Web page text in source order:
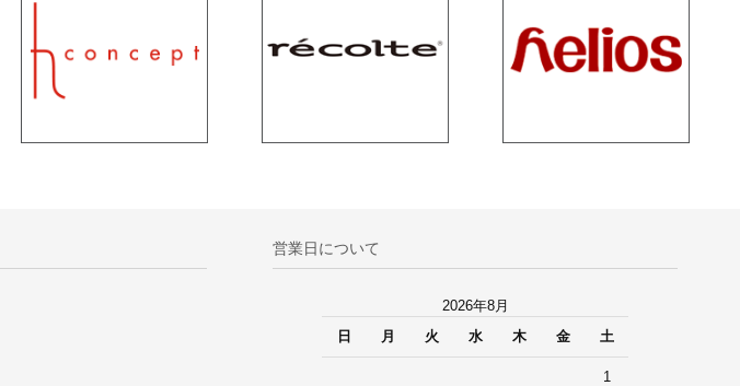
営業日について
2026年8月
日
月 火 水 木 金 土
1